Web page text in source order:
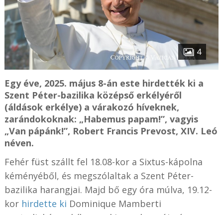
4
Egy éve, 2025. május 8-án este hirdették ki a
Szent Péter-bazilika középső erkélyéről
(áldások erkélye) a várakozó híveknek,
zarándokoknak: „Habemus papam!”, vagyis
„Van pápánk!”, Robert Francis Prevost, XIV. Leó
néven.
Fehér füst szállt fel 18.08-kor a Sixtus-kápolna
kéményéből, és megszólaltak a Szent Péter-
bazilika harangjai. Majd bő egy óra múlva, 19.12-
kor hirdette ki Dominique Mamberti